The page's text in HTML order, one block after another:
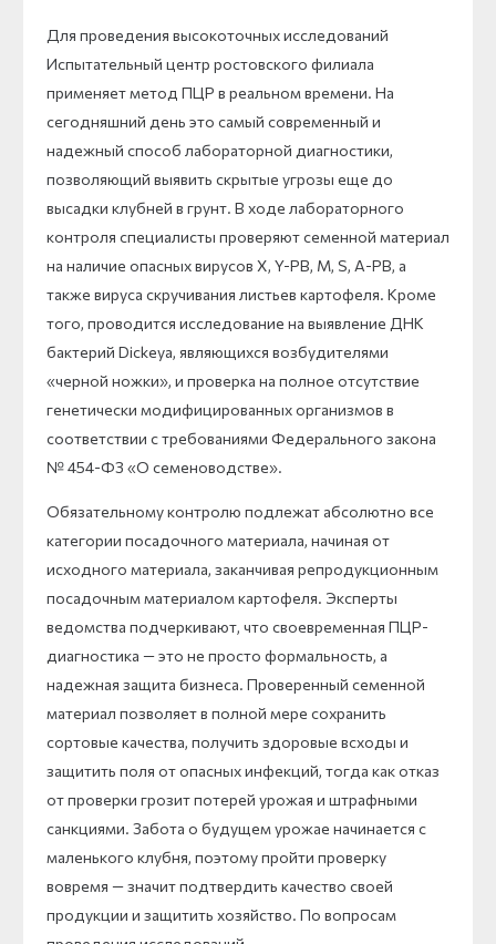
Для проведения высокоточных исследований
Испытательный центр ростовского филиала
применяет метод ПЦР в реальном времени. На
сегодняшний день это самый современный и
надежный способ лабораторной диагностики,
позволяющий выявить скрытые угрозы еще до
высадки клубней в грунт. В ходе лабораторного
контроля специалисты проверяют семенной материал
на наличие опасных вирусов X, Y-РВ, M, S, A-РВ, а
также вируса скручивания листьев картофеля. Кроме
того, проводится исследование на выявление ДНК
бактерий Dickeya, являющихся возбудителями
«черной ножки», и проверка на полное отсутствие
генетически модифицированных организмов в
соответствии с требованиями Федерального закона
№ 454-ФЗ «О семеноводстве».
Обязательному контролю подлежат абсолютно все
категории посадочного материала, начиная от
исходного материала, заканчивая репродукционным
посадочным материалом картофеля. Эксперты
ведомства подчеркивают, что своевременная ПЦР-
диагностика — это не просто формальность, а
надежная защита бизнеса. Проверенный семенной
материал позволяет в полной мере сохранить
сортовые качества, получить здоровые всходы и
защитить поля от опасных инфекций, тогда как отказ
от проверки грозит потерей урожая и штрафными
санкциями. Забота о будущем урожае начинается с
маленького клубня, поэтому пройти проверку
вовремя — значит подтвердить качество своей
продукции и защитить хозяйство. По вопросам